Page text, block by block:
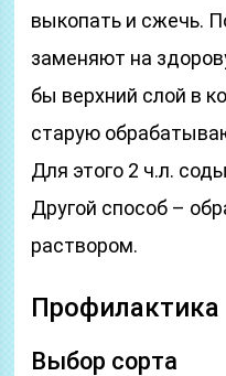
выкопать и сжечь.
заменяют на
бы верхний слой в
старую
Для этого 2 ч.л.
Другой способ –
раствором.
Профилактика
Выбор сорта